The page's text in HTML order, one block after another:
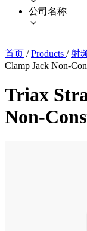
公司名称
首页 / Products / 射
Clamp Jack Non-
Triax
Non-